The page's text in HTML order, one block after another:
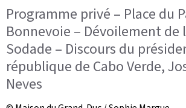
Programme privé – Place du
Bonnevoie – Dévoilement de
Sodade – Discours du
république de Cabo Verde,
Neves